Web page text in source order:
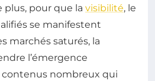
plus, pour que la visibilité, le
se manifestent
marchés saturés, la
l’émergence
contenus nombreux qui